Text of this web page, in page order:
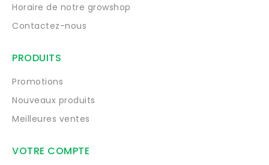
Horaire de notre growshop
Contactez-nous
PRODUITS
Promotions
Nouveaux produits
Meilleures ventes
VOTRE COMPTE